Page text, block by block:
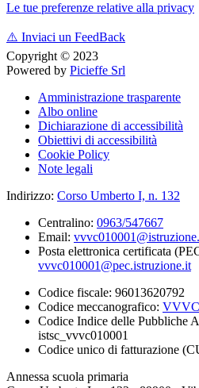
Le tue preferenze relative alla privacy
⚠️ Inviaci un FeedBack
Copyright © 2023
Powered by Picieffe Srl
Amministrazione trasparente
Albo online
Dichiarazione di accessibilità
Obiettivi di accessibilità
Cookie Policy
Note legali
Indirizzo: Corso Umberto I, n. 132
Centralino: 0963/547667
Email:
Posta elettronica certificata
vvvc010001@pec.istruzione.it
Codice fiscale: 96013620792
Codice meccanografico:
Codice Indice delle Pubbliche
istsc_vvvc010001
Codice unico di fatturazione
Annessa scuola primaria